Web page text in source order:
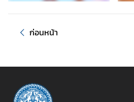
ธ์
ก่อนหน้า